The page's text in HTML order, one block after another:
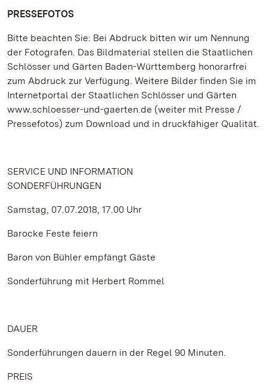
PRESSEFOTOS
Bitte beachten Sie: Bei Abdruck bitten wir um Nennung
der Fotografen. Das Bildmaterial stellen die Staatlichen
Schlösser und Gärten Baden-Württemberg honorarfrei
zum Abdruck zur Verfügung. Weitere Bilder finden Sie im
Internetportal der Staatlichen Schlösser und Gärten
www.schloesser-und-gaerten.de (weiter mit Presse /
Pressefotos) zum Download und in druckfähiger Qualität.
SERVICE UND INFORMATION
SONDERFÜHRUNGEN
Samstag, 07.07.2018, 17.00 Uhr
Barocke Feste feiern
Baron von Bühler empfängt Gäste
Sonderführung mit Herbert Rommel
DAUER
Sonderführungen dauern in der Regel 90 Minuten.
PREIS